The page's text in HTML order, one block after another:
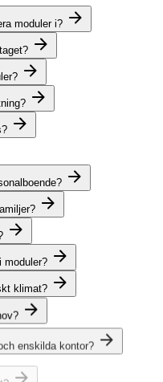
moduler i?
moduler?
klimat?
enskilda kontor?